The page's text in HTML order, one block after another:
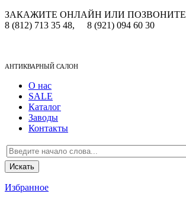
ЗАКАЖИТЕ ОНЛАЙН ИЛИ ПОЗВОНИТЕ
8 (812) 713 35 48,
8 (921) 094 60 30
АНТИКВАРНЫЙ САЛОН
О нас
SALE
Каталог
Заводы
Контакты
Избранное